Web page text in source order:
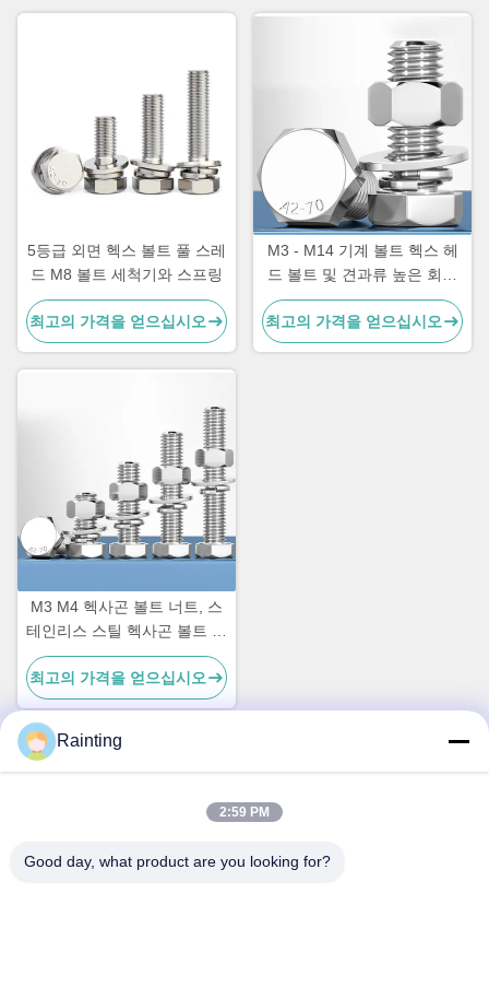
5등급 외면 헥스 볼트 풀 스레
드 M8 볼트 세척기와 스프링
최고의 가격을 얻으십시오
M3 - M14 기계 볼트 헥스 헤
드 볼트 및 견과류 높은 회전
강도
최고의 가격을 얻으십시오
M3 M4 헥사곤 볼트 너트, 스
테인리스 스틸 헥사곤 볼트 및
너트
최고의 가격을 얻으십시오
주소
Rainting
2:59 PM
Good day, what product are you looking for?